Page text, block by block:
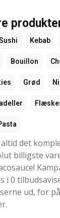
Kebab
Bouillon
Grød
det
billigste
i 0
ud, for